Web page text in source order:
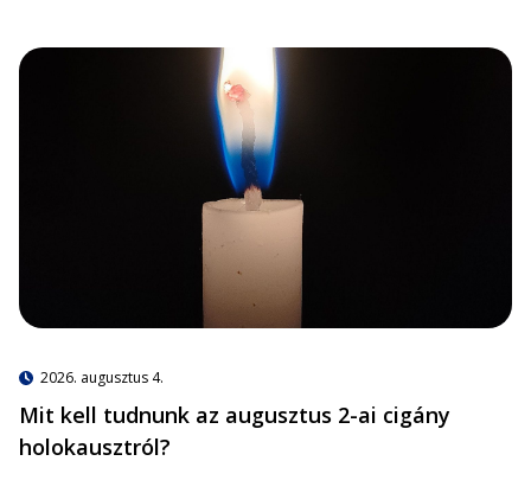
2026. augusztus 4.
Mit kell tudnunk az augusztus 2-ai cigány
holokausztról?